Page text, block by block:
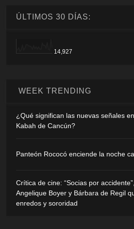
ÚLTIMOS 30 DÍAS:
14,927
WEEK TRENDING
¿Qué significan las nuevas señales
Kabah de Cancún?
Panteón Rococó enciende la noche
Crítica de cine: “Socias por
Angelique Boyer y Bárbara de Regil
enredos y sororidad